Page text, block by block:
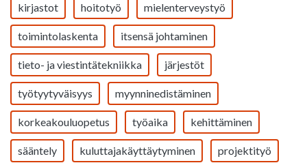
kirjastot hoitotyö mielenterveystyö
toimintolaskenta itsensä johtaminen
tieto- ja viestintätekniikka järjestöt
työtyytyväisyys myynninedistäminen
korkeakouluopetus työaika kehittäminen
sääntely kuluttajakäyttäytyminen projektityö